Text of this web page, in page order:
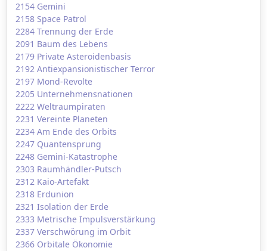
2154 Gemini
2158 Space Patrol
2284 Trennung der Erde
2091 Baum des Lebens
2179 Private Asteroidenbasis
2192 Antiexpansionistischer Terror
2197 Mond-Revolte
2205 Unternehmensnationen
2222 Weltraumpiraten
2231 Vereinte Planeten
2234 Am Ende des Orbits
2247 Quantensprung
2248 Gemini-Katastrophe
2303 Raumhändler-Putsch
2312 Kaio-Artefakt
2318 Erdunion
2321 Isolation der Erde
2333 Metrische Impulsverstärkung
2337 Verschwörung im Orbit
2366 Orbitale Ökonomie